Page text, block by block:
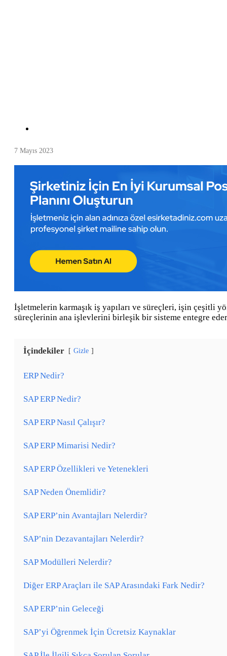
7 Mayıs 2023
İşletmelerin karmaşık iş yapıları ve süreçleri, işin çeşitli
süreçlerinin ana işlevlerini birleşik bir sisteme entegre
İçindekiler Gizle
ERP Nedir?
SAP ERP Nedir?
SAP ERP Nasıl Çalışır?
SAP ERP Mimarisi Nedir?
SAP ERP Özellikleri ve Yetenekleri
SAP Neden Önemlidir?
SAP ERP’nin Avantajları Nelerdir?
SAP’nin Dezavantajları Nelerdir?
SAP Modülleri Nelerdir?
Diğer ERP Araçları ile SAP Arasındaki Fark Nedir?
SAP ERP’nin Geleceği
SAP’yi Öğrenmek İçin Ücretsiz Kaynaklar